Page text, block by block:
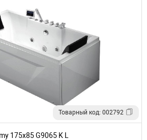
Товарный код: 002792
175х85 G9065 K L